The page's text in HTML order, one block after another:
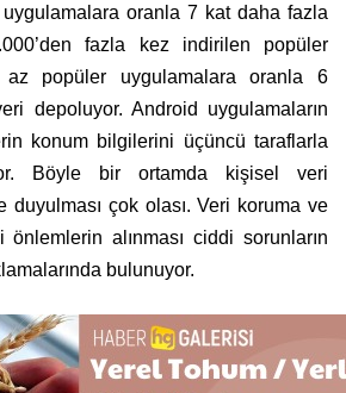
oranla 7 kat daha fazla
fazla kez indirilen popüler
az popüler uygulamalara oranla 6
depoluyor. Android uygulamaların
konum bilgilerini üçüncü taraflarla
Böyle bir ortamda kişisel veri
duyulması çok olası. Veri koruma ve
alınması ciddi sorunların
bulunuyor.